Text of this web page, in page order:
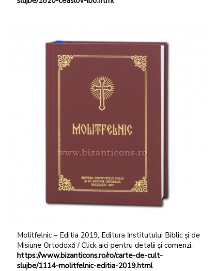
Molitfelnic – Editia 2019, Editura Institutului Biblic și de
Misiune Ortodoxă / Click aici pentru detalii și comenzi:
https://www.bizanticons.ro/ro/carte-de-cult-
slujbe/1114-molitfelnic-editia-2019.html